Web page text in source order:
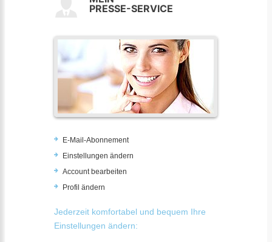
PRESSE-SERVICE
E-Mail-Abonnement
Einstellungen ändern
Account bearbeiten
Profil ändern
Jederzeit komfortabel und bequem Ihre
Einstellungen ändern: